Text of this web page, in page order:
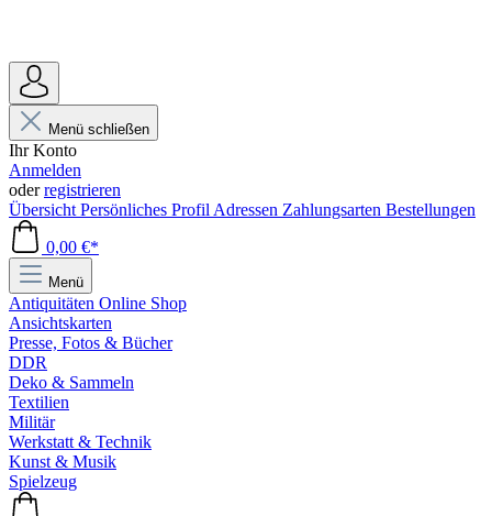
Menü schließen
Ihr Konto
Anmelden
oderregistrieren
Übersicht Persönliches Profil Adressen Zahlungsarten Bestellungen
0,00 €*
Menü
Antiquitäten Online Shop
Ansichtskarten
Presse, Fotos & Bücher
DDR
Deko & Sammeln
Textilien
Militär
Werkstatt & Technik
Kunst & Musik
Spielzeug